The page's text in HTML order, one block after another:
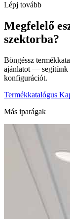
Lépj tovább
Megfelelő
szektorba?
Böngéssz
ajánlatot — segítünk
konfigurációt.
Termékkatalógus
Más iparágak